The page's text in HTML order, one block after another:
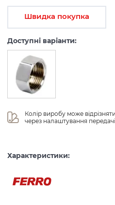
Швидка покупка
Доступні варіанти:
Колір виробу може
через налаштування
Характеристики: